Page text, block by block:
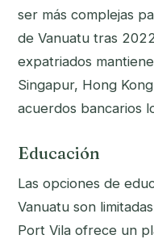
ser más complejas
de Vanuatu tras
expatriados
Singapur, Hong
acuerdos bancarios
Educación
Las opciones de
Vanuatu son
Port Vila ofrece un